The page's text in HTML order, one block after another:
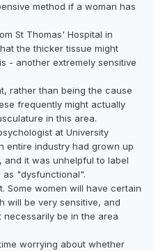
method if a woman has
St Thomas' Hospital in
the thicker tissue might
- another extremely sensitive
rather than being the cause
frequently might actually
in this area.
at University
entire industry had grown up
and it was unhelpful to label
"dysfunctional".
Some women will have certain
will be very sensitive, and
be in the area
worrying about whether